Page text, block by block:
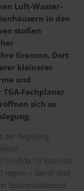
Luft-Wasser-
in den
stoßen
Grenzen. Dort
kleinerer
und
Fachplaner
sich so
der Regelung
Confida 10 kann bis
regeln – damit sind
Spitzenlastkessel